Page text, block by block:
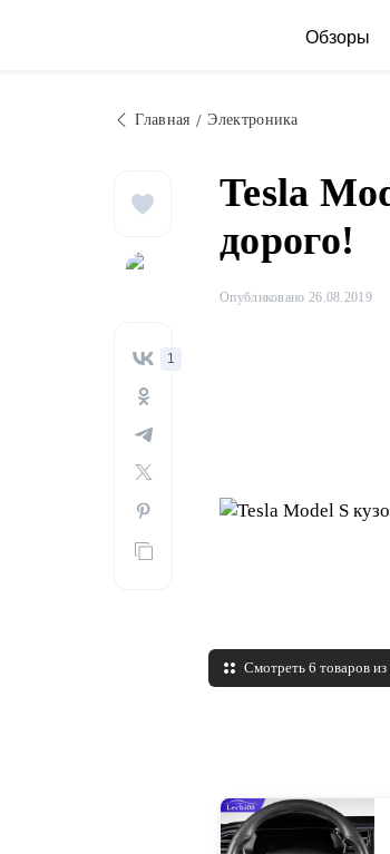
Обзоры
Главная Электроника
1
Tesla
дорого!
Опубликовано 26.08.2019
Смотреть 6 товаров из